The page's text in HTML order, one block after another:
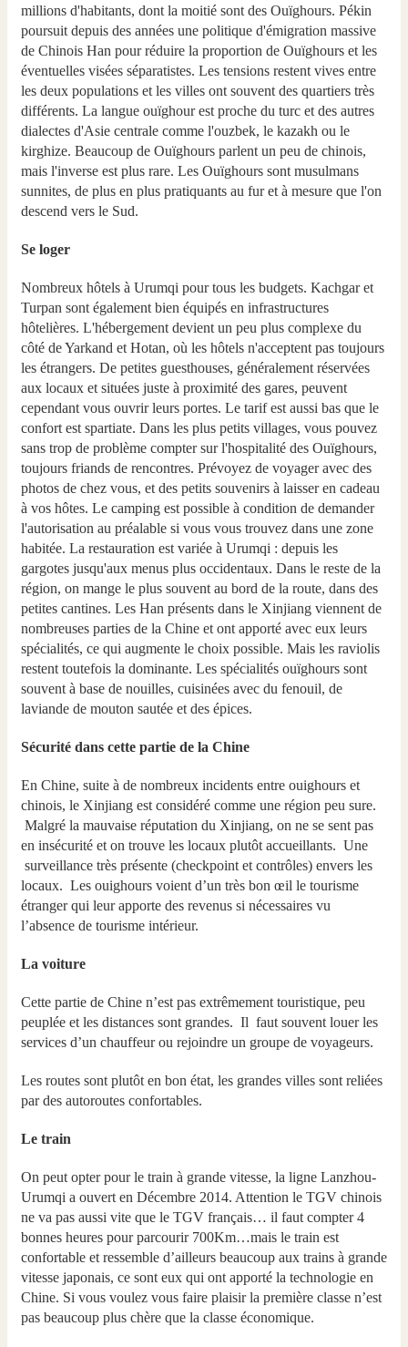
millions d'habitants, dont la moitié sont des Ouïghours. Pékin
poursuit depuis des années une politique d'émigration massive
de Chinois Han pour réduire la proportion de Ouïghours et les
éventuelles visées séparatistes. Les tensions restent vives entre
les deux populations et les villes ont souvent des quartiers très
différents. La langue ouïghour est proche du turc et des autres
dialectes d'Asie centrale comme l'ouzbek, le kazakh ou le
kirghize. Beaucoup de Ouïghours parlent un peu de chinois,
mais l'inverse est plus rare. Les Ouïghours sont musulmans
sunnites, de plus en plus pratiquants au fur et à mesure que l'on
descend vers le Sud.
Se loger
Nombreux hôtels à Urumqi pour tous les budgets. Kachgar et
Turpan sont également bien équipés en infrastructures
hôtelières. L'hébergement devient un peu plus complexe du
côté de Yarkand et Hotan, où les hôtels n'acceptent pas toujours
les étrangers. De petites guesthouses, généralement réservées
aux locaux et situées juste à proximité des gares, peuvent
cependant vous ouvrir leurs portes. Le tarif est aussi bas que le
confort est spartiate. Dans les plus petits villages, vous pouvez
sans trop de problème compter sur l'hospitalité des Ouïghours,
toujours friands de rencontres. Prévoyez de voyager avec des
photos de chez vous, et des petits souvenirs à laisser en cadeau
à vos hôtes. Le camping est possible à condition de demander
l'autorisation au préalable si vous vous trouvez dans une zone
habitée. La restauration est variée à Urumqi : depuis les
gargotes jusqu'aux menus plus occidentaux. Dans le reste de la
région, on mange le plus souvent au bord de la route, dans des
petites cantines. Les Han présents dans le Xinjiang viennent de
nombreuses parties de la Chine et ont apporté avec eux leurs
spécialités, ce qui augmente le choix possible. Mais les raviolis
restent toutefois la dominante. Les spécialités ouïghours sont
souvent à base de nouilles, cuisinées avec du fenouil, de
laviande de mouton sautée et des épices.
Sécurité dans cette partie de la Chine
En Chine, suite à de nombreux incidents entre ouighours et
chinois, le Xinjiang est considéré comme une région peu sure.
Malgré la mauvaise réputation du Xinjiang, on ne se sent pas
en insécurité et on trouve les locaux plutôt accueillants. Une
surveillance très présente (checkpoint et contrôles) envers les
locaux. Les ouighours voient d’un très bon œil le tourisme
étranger qui leur apporte des revenus si nécessaires vu
l’absence de tourisme intérieur.
La voiture
Cette partie de Chine n’est pas extrêmement touristique, peu
peuplée et les distances sont grandes. Il faut souvent louer les
services d’un chauffeur ou rejoindre un groupe de voyageurs.
Les routes sont plutôt en bon état, les grandes villes sont reliées
par des autoroutes confortables.
Le train
On peut opter pour le train à grande vitesse, la ligne Lanzhou-
Urumqi a ouvert en Décembre 2014. Attention le TGV chinois
ne va pas aussi vite que le TGV français… il faut compter 4
bonnes heures pour parcourir 700Km…mais le train est
confortable et ressemble d’ailleurs beaucoup aux trains à grande
vitesse japonais, ce sont eux qui ont apporté la technologie en
Chine. Si vous voulez vous faire plaisir la première classe n’est
pas beaucoup plus chère que la classe économique.